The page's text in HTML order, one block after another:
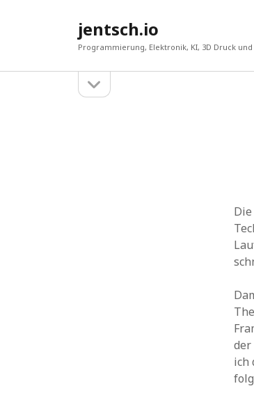
jentsch.io
Programmierung, Elektronik, KI, 3D Druck
öffnen
ich